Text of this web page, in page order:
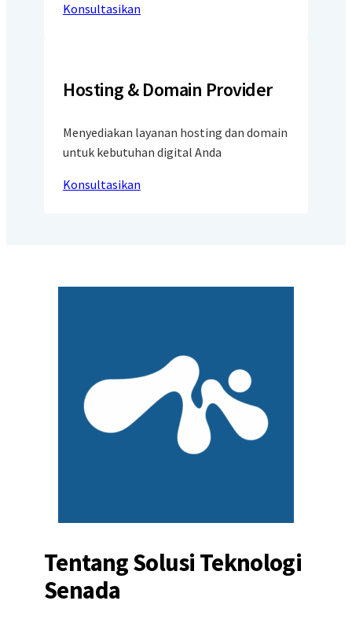
Konsultasikan
Hosting & Domain Provider
Menyediakan layanan hosting dan domain
untuk kebutuhan digital Anda
Konsultasikan
Tentang Solusi Teknologi
Senada